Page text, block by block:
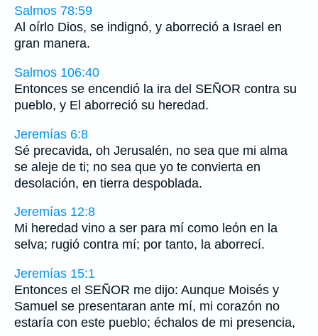
Salmos 78:59
Al oírlo Dios, se indignó, y aborreció a Israel en
gran manera.
Salmos 106:40
Entonces se encendió la ira del SEÑOR contra su
pueblo, y El aborreció su heredad.
Jeremías 6:8
Sé precavida, oh Jerusalén, no sea que mi alma
se aleje de ti; no sea que yo te convierta en
desolación, en tierra despoblada.
Jeremías 12:8
Mi heredad vino a ser para mí como león en la
selva; rugió contra mí; por tanto, la aborrecí.
Jeremías 15:1
Entonces el SEÑOR me dijo: Aunque Moisés y
Samuel se presentaran ante mí, mi corazón no
estaría con este pueblo; échalos de mi presencia,